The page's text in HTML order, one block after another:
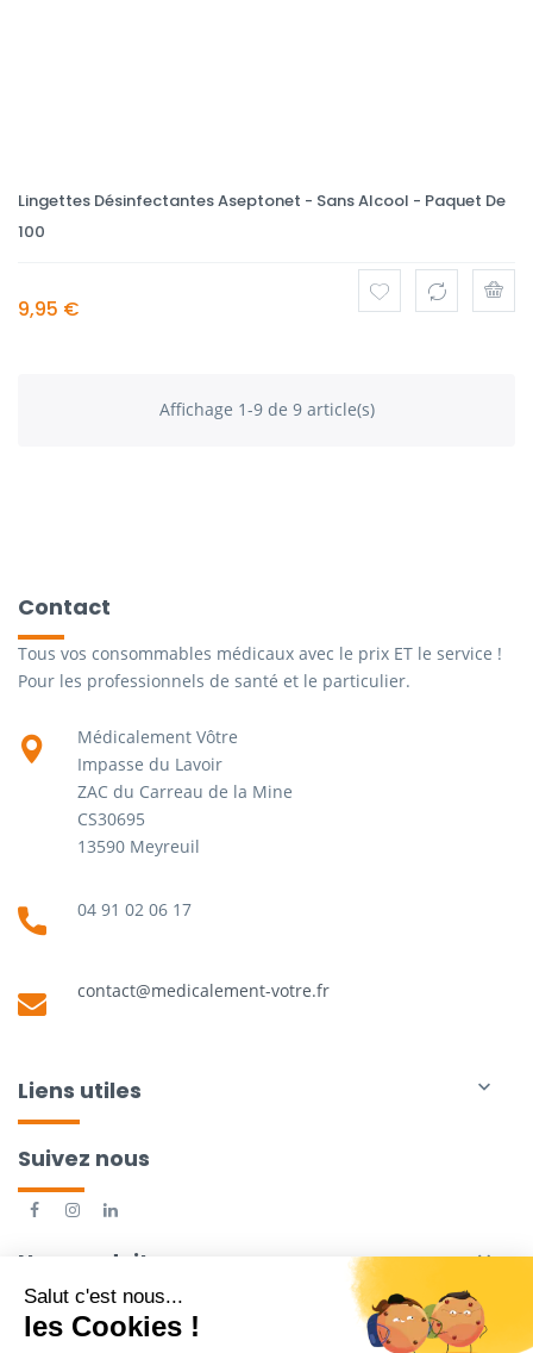
Lingettes Désinfectantes Aseptonet - Sans Alcool - Paquet De
100
9,95 €
Affichage 1-9 de 9 article(s)
Contact
Tous vos consommables médicaux avec le prix ET le service !
Pour les professionnels de santé et le particulier.
Médicalement Vôtre
Impasse du Lavoir
ZAC du Carreau de la Mine
CS30695
13590 Meyreuil
04 91 02 06 17
contact@medicalement-votre.fr
Liens utiles 
Suivez nous
Nos produits 